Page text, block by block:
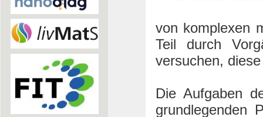
von komplexen
Teil durch
versuchen,
Die Aufgaben
grundlegenden